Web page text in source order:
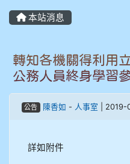
905鄭瑀安
907張晏寧
908彭主豪
本站消息
轉知各機關得利用
公務人員終身學習
公告 陳香如 - 人事室 | 2019-
詳如附件